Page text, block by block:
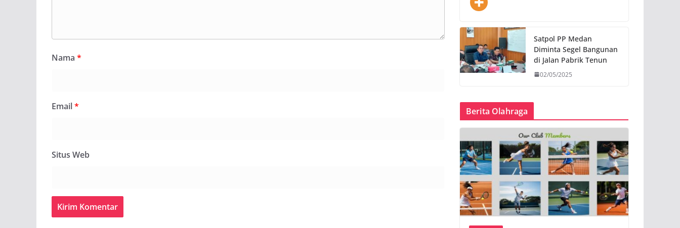
Nama *
Email*
Situs Web
Satpol PP Medan
Diminta Segel Bangunan
di Jalan Pabrik Tenun
02/05/2025
Berita Olahraga